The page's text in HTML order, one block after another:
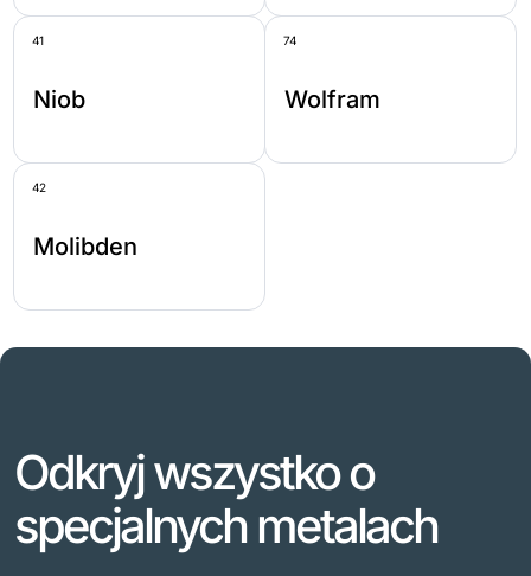
41
Niob
74
Wolfram
42
Molibden
Odkryj wszystko o
specjalnych metalach